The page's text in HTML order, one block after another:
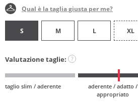
Qual è la taglia giusta per me?
S M L XL
Valutazione taglie: ?
taglio slim / aderente
aderente / adatto /
appropriato